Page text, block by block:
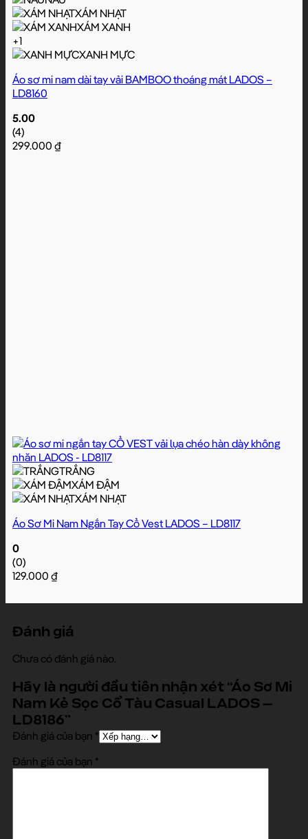
XÁM NHẠT
XÁM XANH
+1
XANH MỰC
Áo sơ mi nam dài tay vải BAMBOO thoáng mát LADOS –
LD8160
5.00
(4)
299.000 ₫
TRẮNG
XÁM ĐẬM
XÁM NHẠT
Áo Sơ Mi Nam Ngắn Tay Cổ Vest LADOS – LD8117
0
(0)
129.000 ₫
Đánh giá
Chưa có đánh giá nào.
Hãy là người đầu tiên nhận xét “Áo Sơ Mi
Nam Kẻ Sọc Cổ Tàu Casual LADOS –
LD8186”
Đánh giá của bạn *
Đánh giá của bạn *